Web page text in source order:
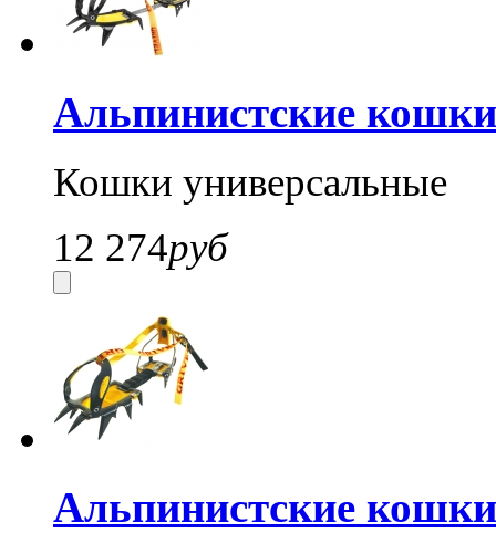
Альпинистские
Кошки универсальные
12 274руб
Альпинистские